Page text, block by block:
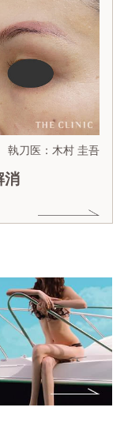
執刀医：木村 圭吾
消